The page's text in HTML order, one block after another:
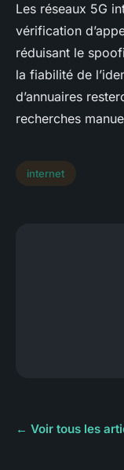
Les réseaux 5G
vérification
réduisant le
la fiabilité de
d’annuaires
recherches
internet
← Voir tous les